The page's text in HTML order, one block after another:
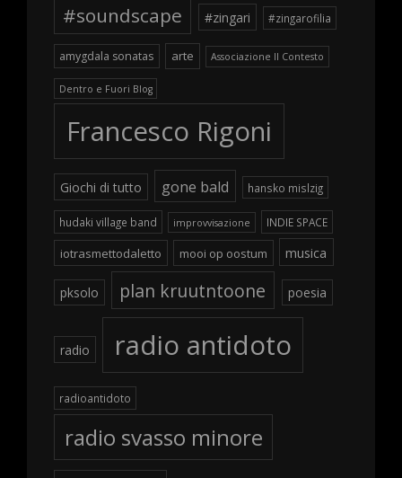
#soundscape #zingari #zingarofilia
amygdala sonatas arte Associazione Il Contesto
Dentro e Fuori Blog
Francesco Rigoni
Giochi di tutto gone bald hansko mislzig
hudaki village band improvvisazione INDIE SPACE
iotrasmettodaletto mooi op oostum musica
pksolo plan kruutntoone poesia
radio radio antidoto
radioantidoto
radio svasso minore